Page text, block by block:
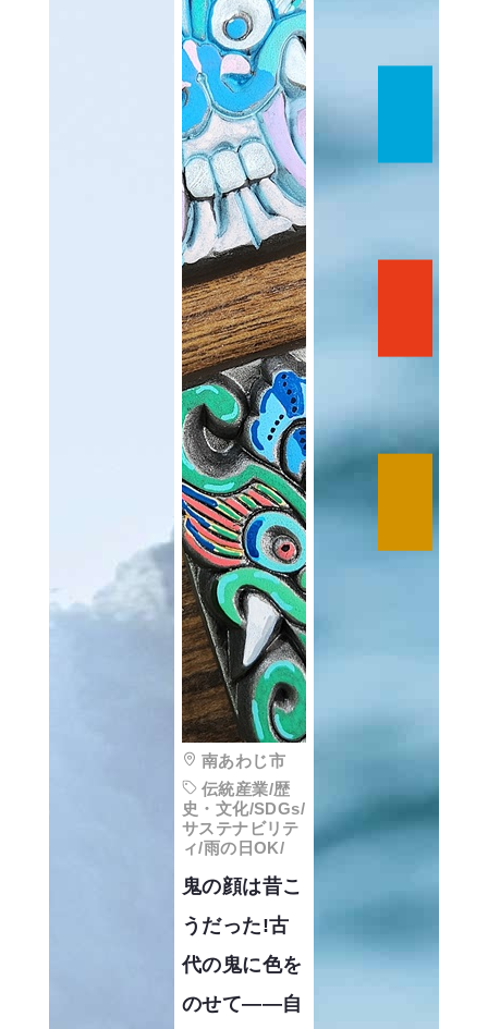
南あわじ市
伝統産業/歴
史・文化/SDGs/
サステナビリテ
ィ/雨の日OK/
鬼の顔は昔こ
うだった!古
代の鬼に色を
のせて――自